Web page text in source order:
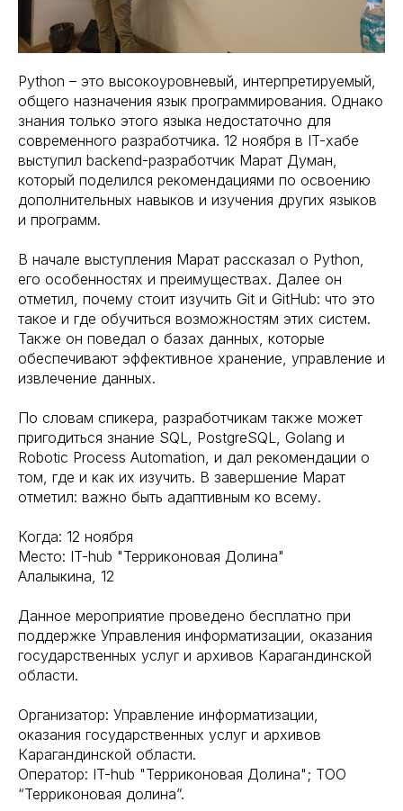
Python – это высокоуровневый, интерпретируемый,
общего назначения язык программирования. Однако
знания только этого языка недостаточно для
современного разработчика. 12 ноября в IT-хабе
выступил backend-разработчик Марат Думан,
который поделился рекомендациями по освоению
дополнительных навыков и изучения других языков
и программ.
В начале выступления Марат рассказал о Python,
его особенностях и преимуществах. Далее он
отметил, почему стоит изучить Git и GitHub: что это
такое и где обучиться возможностям этих систем.
Также он поведал о базах данных, которые
обеспечивают эффективное хранение, управление и
извлечение данных.
По словам спикера, разработчикам также может
пригодиться знание SQL, PostgreSQL, Golang и
Robotic Process Automation, и дал рекомендации о
том, где и как их изучить. В завершение Марат
отметил: важно быть адаптивным ко всему.
Когда: 12 ноября
Место: IT-hub "Терриконовая Долина"
Алалыкина, 12
Данное мероприятие проведено бесплатно при
поддержке Управления информатизации, оказания
государственных услуг и архивов Карагандинской
области.
Организатор: Управление информатизации,
оказания государственных услуг и архивов
Карагандинской области.
Оператор: IT-hub "Терриконовая Долина"; ТОО
“Терриконовая долина”.